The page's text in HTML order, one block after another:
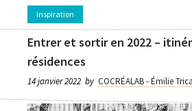
inspiration
Entrer et sortir en 2022 –
résidences
14 janvier 2022 by COCRÉALAB - Émilie